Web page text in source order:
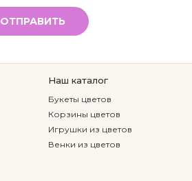
ОТПРАВИТЬ
Наш каталог
Букеты цветов
Корзины цветов
Игрушки из цветов
Венки из цветов